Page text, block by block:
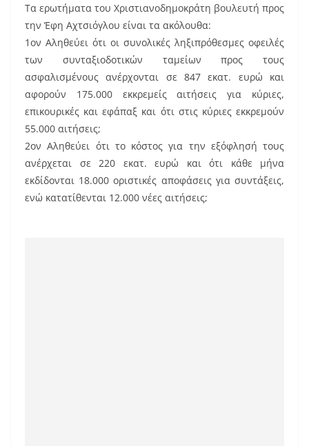
Τα ερωτήματα του Χριστιανοδημοκράτη βουλευτή προς
την Έφη Αχτσιόγλου είναι τα ακόλουθα:
1ον Αληθεύει ότι οι συνολικές ληξιπρόθεσμες οφειλές
των συνταξιοδοτικών ταμείων προς τους
ασφαλισμένους ανέρχονται σε 847 εκατ. ευρώ και
αφορούν 175.000 εκκρεμείς αιτήσεις για κύριες,
επικουρικές και εφάπαξ και ότι στις κύριες εκκρεμούν
55.000 αιτήσεις;
2ον Αληθεύει ότι το κόστος για την εξόφλησή τους
ανέρχεται σε 220 εκατ. ευρώ και ότι κάθε μήνα
εκδίδονται 18.000 οριστικές αποφάσεις για συντάξεις,
ενώ κατατίθενται 12.000 νέες αιτήσεις;